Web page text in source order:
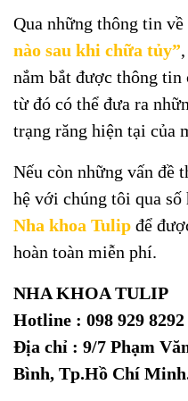
Qua những thông tin về
nào sau khi chữa tủy”
nắm bắt được thông
từ đó có thể đưa ra
trạng răng hiện tại của
Nếu còn những vấn đề
hệ với chúng tôi qua
Nha khoa Tulip để
hoàn toàn miễn phí.
NHA KHOA TULIP
Hotline : 098 929 8292
Địa chỉ : 9/7 Phạm
Bình, Tp.Hồ Chí